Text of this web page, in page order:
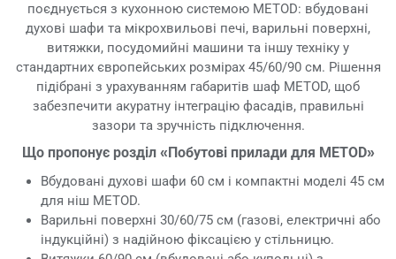
поєднується з кухонною системою METOD: вбудовані
духові шафи та мікрохвильові печі, варильні поверхні,
витяжки, посудомийні машини та іншу техніку у
стандартних європейських розмірах 45/60/90 см. Рішення
підібрані з урахуванням габаритів шаф METOD, щоб
забезпечити акуратну інтеграцію фасадів, правильні
зазори та зручність підключення.
Що пропонує розділ «Побутові прилади для METOD»
Вбудовані духові шафи 60 см і компактні моделі 45 см
для ніш METOD.
Варильні поверхні 30/60/75 см (газові, електричні або
індукційні) з надійною фіксацією у стільницю.